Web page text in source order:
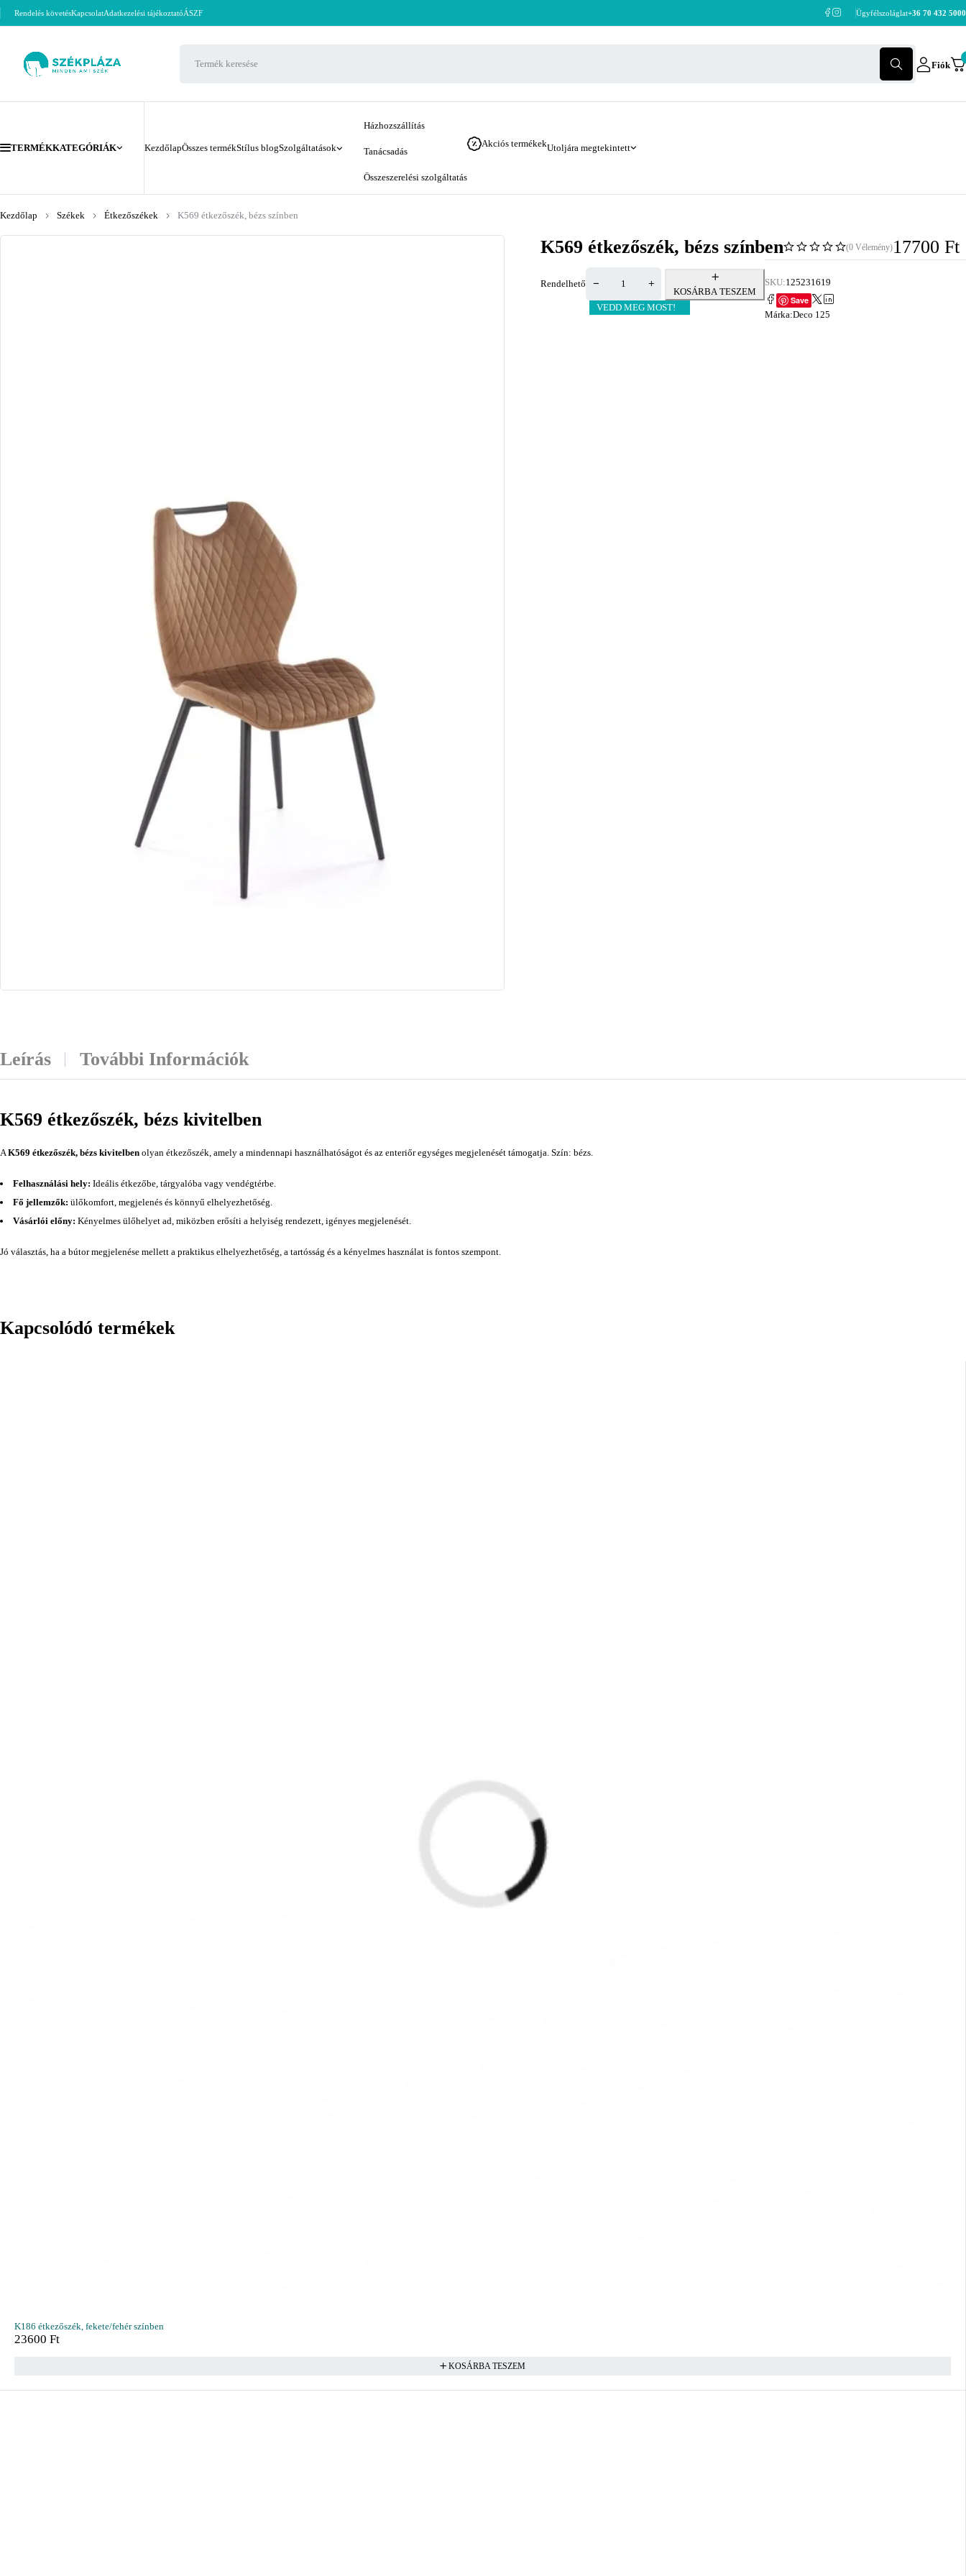
Rendelés követésKapcsolatAdatkezelési tájékoztatóÁSZF Ügyfélszoláglat+36 70 432 5000
Fiók
TERMÉKKATEGÓRIÁK KezdőlapÖsszes termékStílus blogSzolgáltatások
Házhozszállítás
Tanácsadás
Összeszerelési szolgáltatás
Akciós termékekUtoljára megtekintett
Kezdőlap Székek Étkezőszékek K569 étkezőszék, bézs színben
K569 étkezőszék, bézs színben (0 Vélemény)17700 Ft
Rendelhető
KOSÁRBA TESZEM
VEDD MEG MOST!
SKU:125231619
Save
Márka:Deco 125
Leírás További Információk
K569 étkezőszék, bézs kivitelben
A K569 étkezőszék, bézs kivitelben olyan étkezőszék, amely a mindennapi használhatóságot és az enteriőr egységes megjelenését támogatja. Szín: bézs.
Felhasználási hely: Ideális étkezőbe, tárgyalóba vagy vendégtérbe.
Fő jellemzők: ülőkomfort, megjelenés és könnyű elhelyezhetőség.
Vásárlói előny: Kényelmes ülőhelyet ad, miközben erősíti a helyiség rendezett, igényes megjelenését.
Jó választás, ha a bútor megjelenése mellett a praktikus elhelyezhetőség, a tartósság és a kényelmes használat is fontos szempont.
Kapcsolódó termékek
K186 étkezőszék, fekete/fehér színben
23600 Ft
KOSÁRBA TESZEM